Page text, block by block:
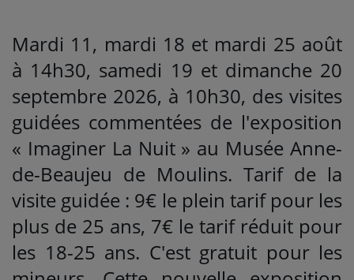
Mardi 11, mardi 18 et mardi 25 août
à 14h30, samedi 19 et dimanche 20
septembre 2026, à 10h30, des visites
guidées commentées de l'exposition
« Imaginer La Nuit » au Musée Anne-
de-Beaujeu de Moulins. Tarif de la
visite guidée : 9€ le plein tarif pour les
plus de 25 ans, 7€ le tarif réduit pour
les 18-25 ans. C'est gratuit pour les